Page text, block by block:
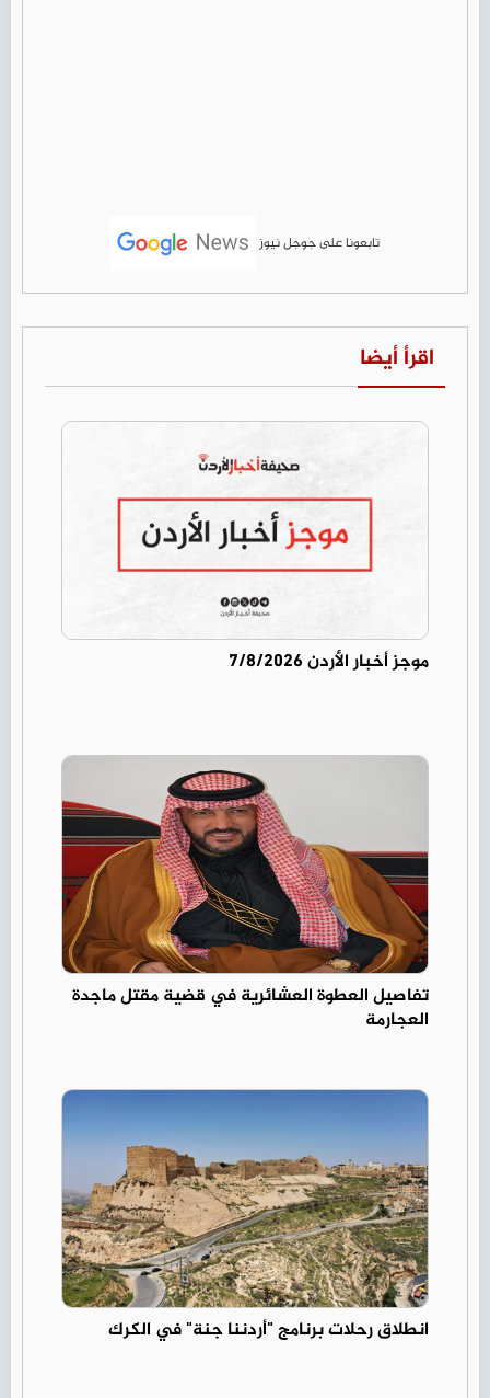
تابعونا على جوجل نيوز
اقرأ أيضا
موجز أخبار الأردن 7/8/2026
تفاصيل العطوة العشائرية في قضية مقتل ماجدة
العجارمة
انطلاق رحلات برنامج "أردننا جنة" في الكرك